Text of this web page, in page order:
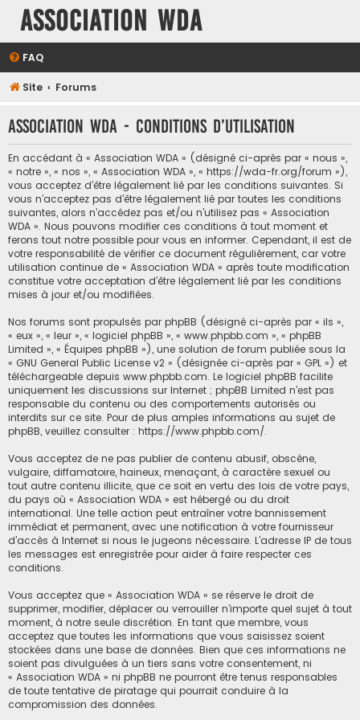
Association WDA
FAQ
Site Forums
Association WDA - Conditions d’utilisation
En accédant à « Association WDA » (désigné ci-après par « nous »,
« notre », « nos », « Association WDA », « https://wda-fr.org/forum »),
vous acceptez d’être légalement lié par les conditions suivantes. Si
vous n’acceptez pas d’être légalement lié par toutes les conditions
suivantes, alors n’accédez pas et/ou n’utilisez pas « Association
WDA ». Nous pouvons modifier ces conditions à tout moment et
ferons tout notre possible pour vous en informer. Cependant, il est de
votre responsabilité de vérifier ce document régulièrement, car votre
utilisation continue de « Association WDA » après toute modification
constitue votre acceptation d’être légalement lié par les conditions
mises à jour et/ou modifiées.
Nos forums sont propulsés par phpBB (désigné ci-après par « ils »,
« eux », « leur », « logiciel phpBB », « www.phpbb.com », « phpBB
Limited », « Équipes phpBB »), une solution de forum publiée sous la
« GNU General Public License v2 » (désignée ci-après par « GPL ») et
téléchargeable depuis www.phpbb.com. Le logiciel phpBB facilite
uniquement les discussions sur Internet ; phpBB Limited n’est pas
responsable du contenu ou des comportements autorisés ou
interdits sur ce site. Pour de plus amples informations au sujet de
phpBB, veuillez consulter : https://www.phpbb.com/.
Vous acceptez de ne pas publier de contenu abusif, obscène,
vulgaire, diffamatoire, haineux, menaçant, à caractère sexuel ou
tout autre contenu illicite, que ce soit en vertu des lois de votre pays,
du pays où « Association WDA » est hébergé ou du droit
international. Une telle action peut entraîner votre bannissement
immédiat et permanent, avec une notification à votre fournisseur
d’accès à Internet si nous le jugeons nécessaire. L’adresse IP de tous
les messages est enregistrée pour aider à faire respecter ces
conditions.
Vous acceptez que « Association WDA » se réserve le droit de
supprimer, modifier, déplacer ou verrouiller n’importe quel sujet à tout
moment, à notre seule discrétion. En tant que membre, vous
acceptez que toutes les informations que vous saisissez soient
stockées dans une base de données. Bien que ces informations ne
soient pas divulguées à un tiers sans votre consentement, ni
« Association WDA » ni phpBB ne pourront être tenus responsables
de toute tentative de piratage qui pourrait conduire à la
compromission des données.